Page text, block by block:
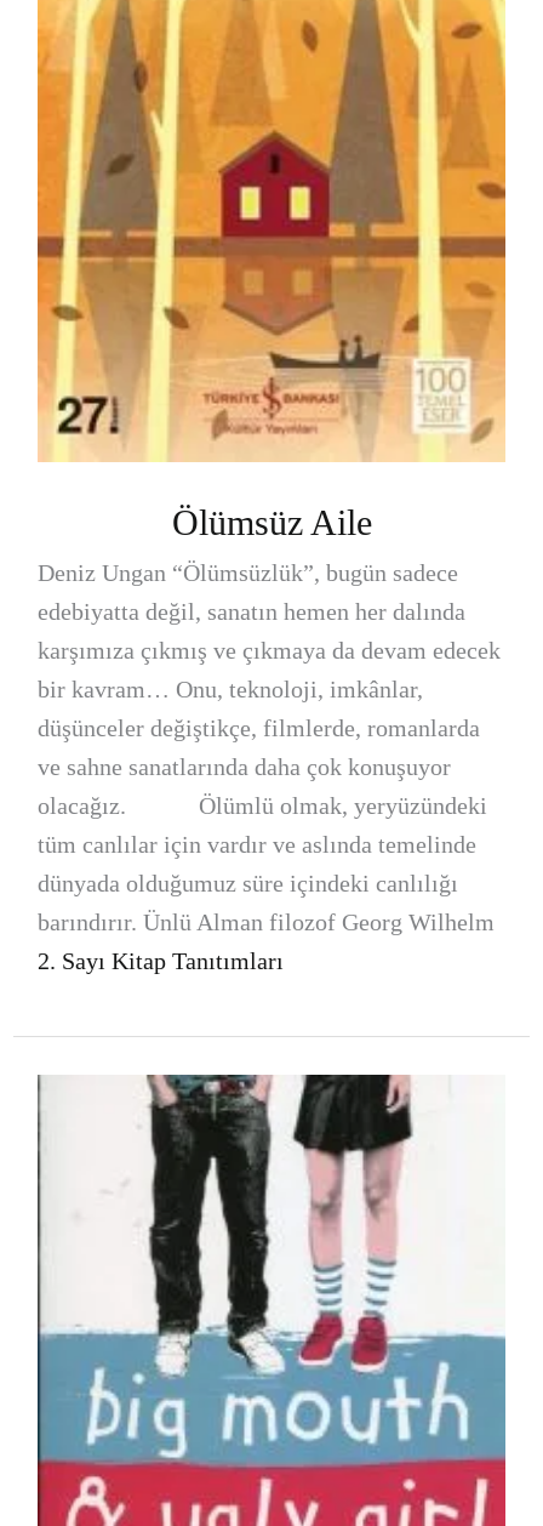
Ölümsüz Aile
Deniz Ungan “Ölümsüzlük”, bugün sadece
edebiyatta değil, sanatın hemen her dalında
karşımıza çıkmış ve çıkmaya da devam edecek
bir kavram… Onu, teknoloji, imkânlar,
düşünceler değiştikçe, filmlerde, romanlarda
ve sahne sanatlarında daha çok konuşuyor
olacağız. Ölümlü olmak, yeryüzündeki
tüm canlılar için vardır ve aslında temelinde
dünyada olduğumuz süre içindeki canlılığı
barındırır. Ünlü Alman filozof Georg Wilhelm
2. Sayı Kitap Tanıtımları